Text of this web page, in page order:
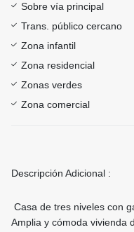
Sobre vía principal
Trans. público cercano
Zona infantil
Zona residencial
Zonas verdes
Zona comercial
Descripción Adicional :
Casa de tres niveles con
Amplia y cómoda vivienda